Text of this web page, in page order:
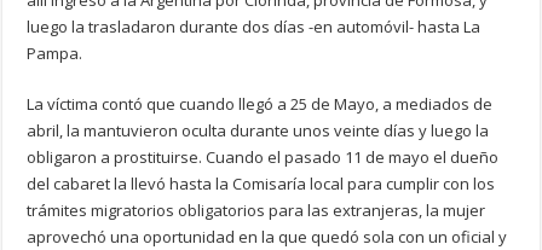
luego la trasladaron durante dos días -en automóvil- hasta La
Pampa.
La víctima contó que cuando llegó a 25 de Mayo, a mediados de
abril, la mantuvieron oculta durante unos veinte días y luego la
obligaron a prostituirse. Cuando el pasado 11 de mayo el dueño
del cabaret la llevó hasta la Comisaría local para cumplir con los
trámites migratorios obligatorios para las extranjeras, la mujer
aprovechó una oportunidad en la que quedó sola con un oficial y